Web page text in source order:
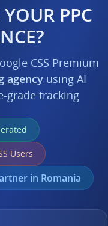
PPC
CSS Premium
agency using AI
grade tracking
Users
in Romania